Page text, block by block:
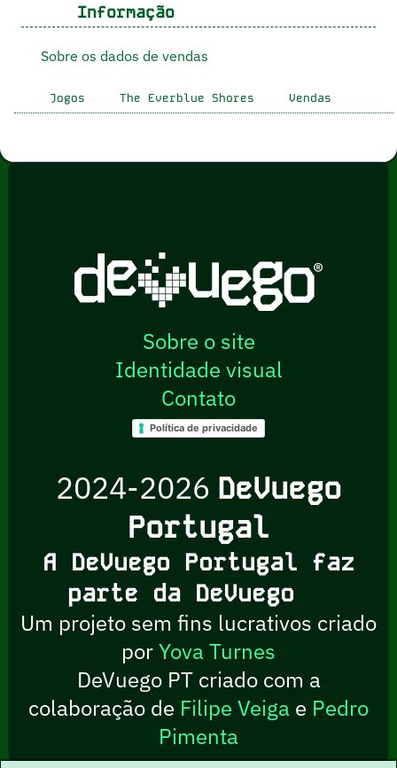
Informação
Sobre os dados de vendas
Jogos The Everblue Shores Vendas
Sobre o site
Identidade visual
Contato
Política de privacidade
2024-2026 DeVuego
Portugal
A DeVuego Portugal faz
parte da DeVuego
Um projeto sem fins lucrativos criado
porYova Turnes
DeVuego PT criado com a
colaboração de Filipe Veiga e Pedro
Pimenta